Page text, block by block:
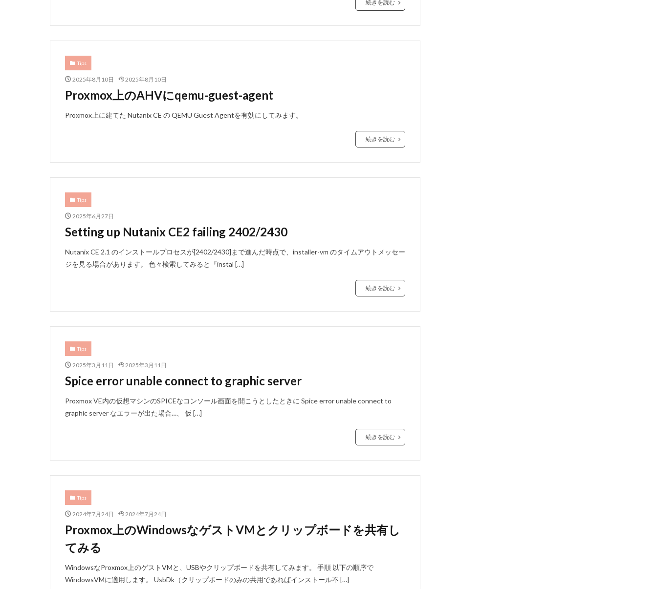
続きを読む
Tips
2025年8月10日 2025年8月10日
Proxmox上のAHVにqemu-guest-agent
Proxmox上に建てた Nutanix CE の QEMU Guest Agentを有効にしてみます。
続きを読む
Tips
2025年6月27日
Setting up Nutanix CE2 failing 2402/2430
Nutanix CE 2.1 のインストールプロセスが[2402/2430]まで進んだ時点で、installer-vm のタイムアウトメッセー
ジを見る場合があります。 色々検索してみると『instal […]
続きを読む
Tips
2025年3月11日 2025年3月11日
Spice error unable connect to graphic server
Proxmox VE内の仮想マシンのSPICEなコンソール画面を開こうとしたときに Spice error unable connect to
graphic server なエラーが出た場合…、 仮 […]
続きを読む
Tips
2024年7月24日 2024年7月24日
Proxmox上のWindowsなゲストVMとクリップボードを共有し
てみる
WindowsなProxmox上のゲストVMと、USBやクリップボードを共有してみます。 手順 以下の順序で
WindowsVMに適用します。 UsbDk（クリップボードのみの共用であればインストール不 […]